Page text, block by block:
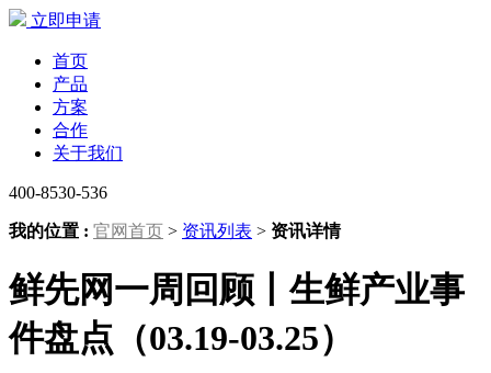
立即申请
首页
产品
方案
合作
关于我们
400-8530-536
我的位置 : 官网首页 > 资讯列表 > 资讯详情
鲜先网一周回顾丨生鲜产业事
件盘点（03.19-03.25）